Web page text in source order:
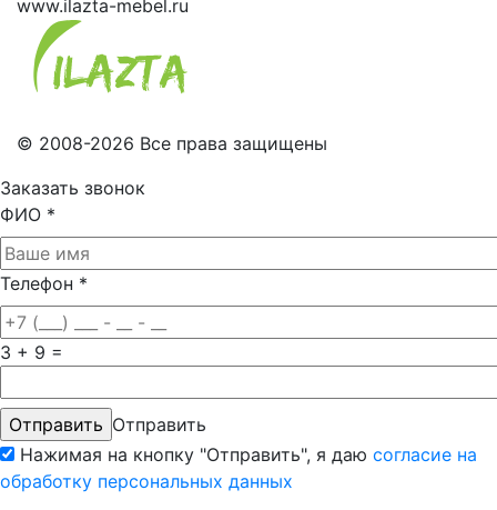
www.ilazta-mebel.ru
© 2008-2026 Все права защищены
Заказать звонок
ФИО *
Телефон *
3 + 9 =
Отправить
Нажимая на кнопку "Отправить", я даю согласие на
обработку персональных данных